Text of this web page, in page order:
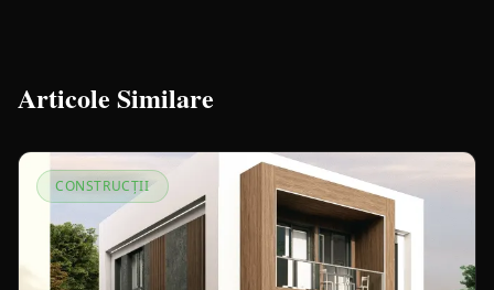
Articole Similare
CONSTRUCȚII